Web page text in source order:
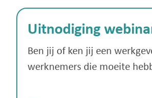
Uitnodiging
Ben jij of ken jij een
werknemers die moeite